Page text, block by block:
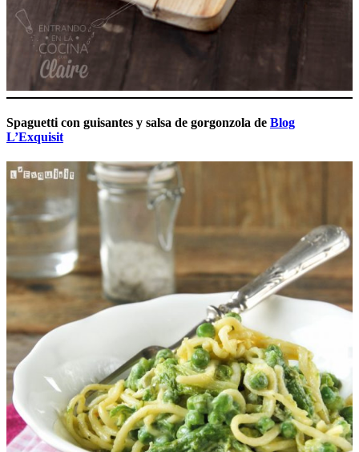
Spaguetti con guisantes y salsa de gorgonzola de Blog
L’Exquisit